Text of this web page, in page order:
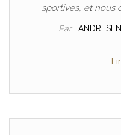
sportives, et nous
Par